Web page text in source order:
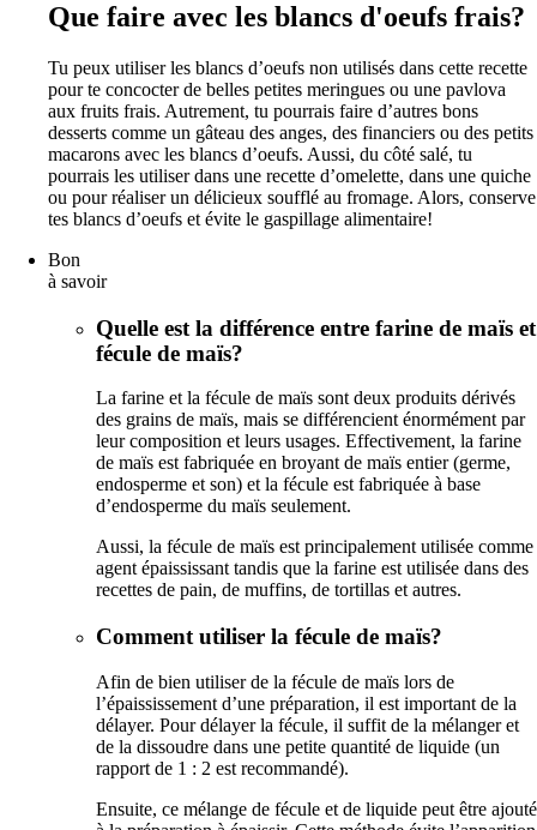
Que faire avec les blancs d'oeufs frais?
Tu peux utiliser les blancs d’oeufs non utilisés dans cette recette
pour te concocter de belles petites meringues ou une pavlova
aux fruits frais. Autrement, tu pourrais faire d’autres bons
desserts comme un gâteau des anges, des financiers ou des petits
macarons avec les blancs d’oeufs. Aussi, du côté salé, tu
pourrais les utiliser dans une recette d’omelette, dans une quiche
ou pour réaliser un délicieux soufflé au fromage. Alors, conserve
tes blancs d’oeufs et évite le gaspillage alimentaire!
Bon
à savoir
Quelle est la différence entre farine de maïs et
fécule de maïs?
La farine et la fécule de maïs sont deux produits dérivés
des grains de maïs, mais se différencient énormément par
leur composition et leurs usages. Effectivement, la farine
de maïs est fabriquée en broyant de maïs entier (germe,
endosperme et son) et la fécule est fabriquée à base
d’endosperme du maïs seulement.
Aussi, la fécule de maïs est principalement utilisée comme
agent épaississant tandis que la farine est utilisée dans des
recettes de pain, de muffins, de tortillas et autres.
Comment utiliser la fécule de maïs?
Afin de bien utiliser de la fécule de maïs lors de
l’épaississement d’une préparation, il est important de la
délayer. Pour délayer la fécule, il suffit de la mélanger et
de la dissoudre dans une petite quantité de liquide (un
rapport de 1 : 2 est recommandé).
Ensuite, ce mélange de fécule et de liquide peut être ajouté